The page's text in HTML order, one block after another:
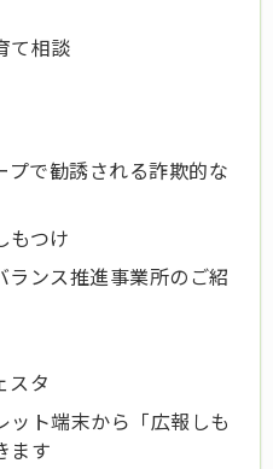
て相談
プで勧誘される詐欺的な
もつけ
ランス推進事業所のご紹
スタ
ット端末から「広報しも
ます